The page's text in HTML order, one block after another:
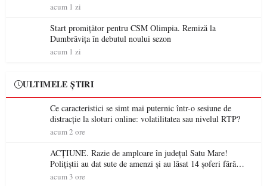
acum 1 zi
Start promițător pentru CSM Olimpia. Remiză la
Dumbrăvița în debutul noului sezon
acum 1 zi
ULTIMELE ȘTIRI
Ce caracteristici se simt mai puternic într-o sesiune de
distracție la sloturi online: volatilitatea sau nivelul RTP?
acum 2 ore
ACȚIUNE. Razie de amploare în județul Satu Mare!
Polițiștii au dat sute de amenzi și au lăsat 14 șoferi fără
permis într-o singură zi
acum 3 ore